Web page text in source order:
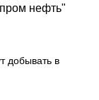
нефть"
добывать в